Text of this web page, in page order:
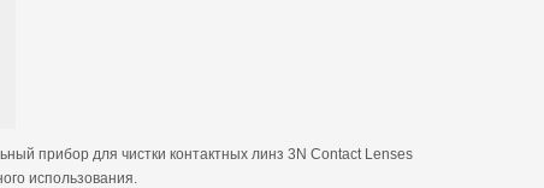
прибор для чистки контактных линз 3N Contact Lenses
использования.